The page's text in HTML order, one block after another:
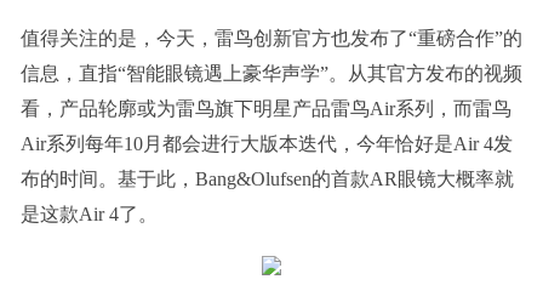
值得关注的是，今天，雷鸟创新官方也发布了“重磅合作”的
信息，直指“智能眼镜遇上豪华声学”。从其官方发布的视频
看，产品轮廓或为雷鸟旗下明星产品雷鸟Air系列，而雷鸟
Air系列每年10月都会进行大版本迭代，今年恰好是Air 4发
布的时间。基于此，Bang&Olufsen的首款AR眼镜大概率就
是这款Air 4了。